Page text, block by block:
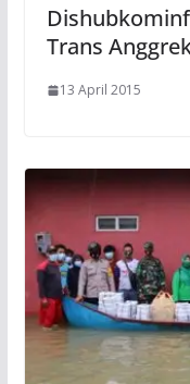
Trans
13 April 2015